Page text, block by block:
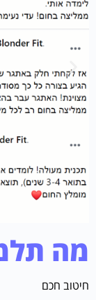
מה
חיטוב חכם